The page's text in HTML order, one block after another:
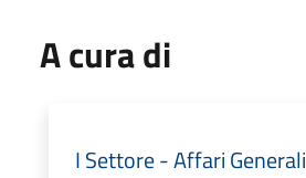
A cura di
I Settore - Affari Generali